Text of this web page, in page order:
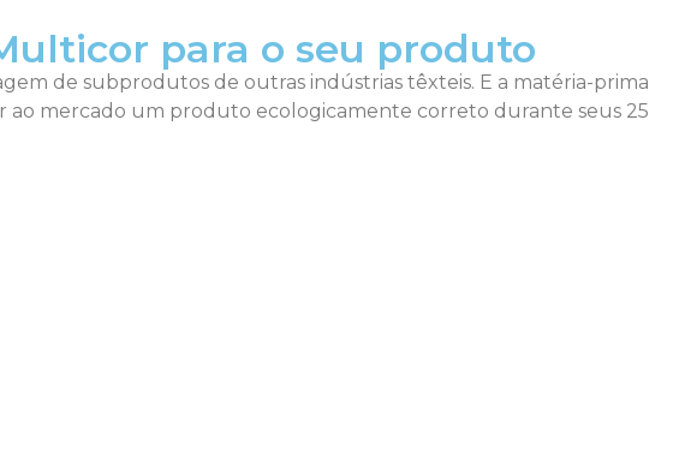
para o seu produto
de subprodutos de outras indústrias têxteis. E a matéria-prima
ao mercado um produto ecologicamente correto durante seus 25